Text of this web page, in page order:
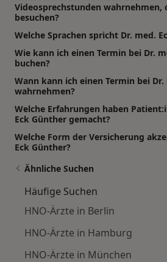
Videosprechstunden wahrnehmen,
besuchen?
Welche Sprachen spricht Dr. med.
Wie kann ich einen Termin bei Dr.
buchen?
Wann kann ich einen Termin bei
wahrnehmen?
Welche Erfahrungen haben
Eck Günther gemacht?
Welche Form der Versicherung
Eck Günther?
Ähnliche Suchen
Häufige Suchen
HNO-Ärzte in Berlin
HNO-Ärzte in Hamburg
HNO-Ärzte in München